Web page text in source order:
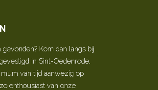
Kom dan langs bij
in Sint-Oedenrode,
van tijd aanwezig op
enthousiast van onze